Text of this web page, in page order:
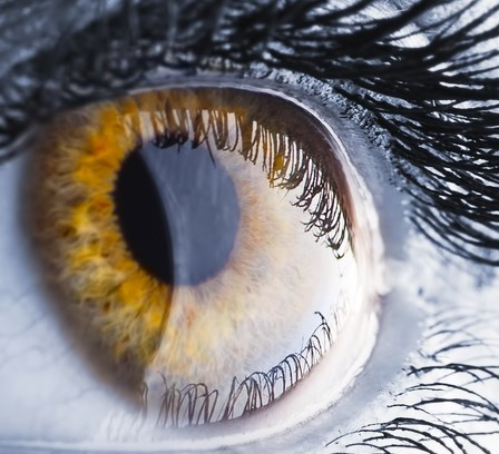
401850001DE-23.01-Rev.A_Page_1